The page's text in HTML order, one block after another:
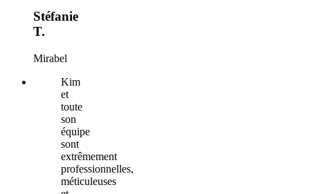
Stéfanie
T.
Mirabel
Kim
et
toute
son
équipe
sont
extrêmement
professionnelles,
méticuleuses